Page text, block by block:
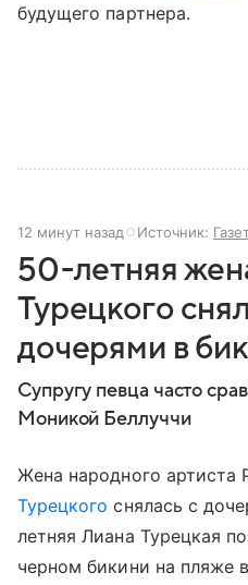
будущего партнера.
12 минут назад Источник:
50-летняя
Турецкого
дочерями в
Супругу певца часто
Моникой Беллуччи
Жена народного артиста
Турецкого снялась с
летняя Лиана Турецкая
черном бикини на пляже